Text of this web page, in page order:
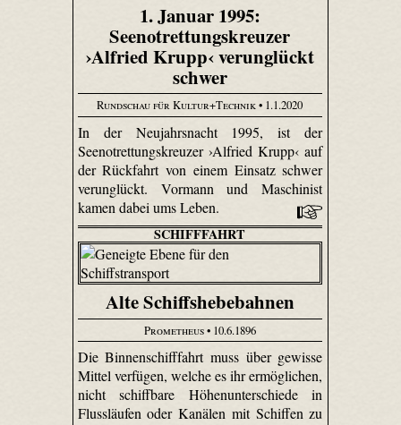
1. Januar 1995:
Seenotrettungskreuzer
›Alfried Krupp‹ verunglückt
schwer
Rundschau für Kultur+Technik• 1.1.2020
In der Neujahrsnacht 1995, ist der
Seenotrettungskreuzer ›Alfried Krupp‹ auf
der Rückfahrt von einem Einsatz schwer
verunglückt. Vormann und Maschinist
kamen dabei ums Leben.
SCHIFFFAHRT
Alte Schiffshebebahnen
Prometheus• 10.6.1896
Die Binnenschifffahrt muss über gewisse
Mittel verfügen, welche es ihr ermöglichen,
nicht schiffbare Höhenunterschiede in
Flussläufen oder Kanälen mit Schiffen zu